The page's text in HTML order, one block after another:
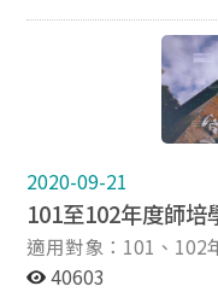
附》、機構單位同意
要求者檢附》103~107年
實地見習、試教、實
習、教育研習，共54
中心課程組辦理認證。
2020-09-21
101至102年度師培
適用對象：101、102年度
教育服務暨研習實施辦
40603